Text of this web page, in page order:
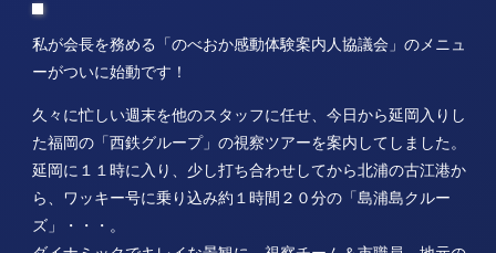
私が会長を務める「のべおか感動体験案内人協議会」のメニュ
ーがついに始動です！
久々に忙しい週末を他のスタッフに任せ、今日から延岡入りし
た福岡の「西鉄グループ」の視察ツアーを案内してしました。
延岡に１１時に入り、少し打ち合わせしてから北浦の古江港か
ら、ワッキー号に乗り込み約１時間２０分の「島浦島クルー
ズ」・・・。